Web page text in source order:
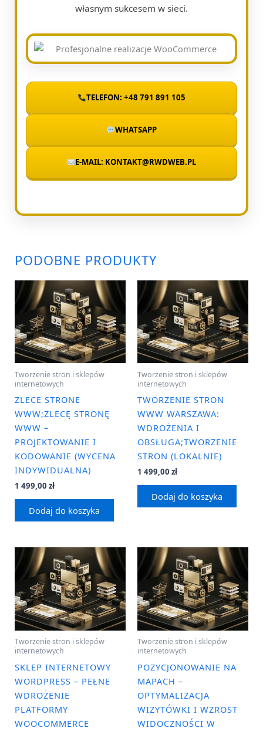
własnym sukcesem w sieci.
TELEFON: +48 791 891 105
WHATSAPP
E-MAIL: KONTAKT@RWDWEB.PL
PODOBNE PRODUKTY
Tworzenie stron i sklepów
internetowych
ZLECE STRONE
WWW;ZLECĘ STRONĘ
WWW –
PROJEKTOWANIE I
KODOWANIE (WYCENA
INDYWIDUALNA)
1 499,00 zł
Dodaj do koszyka
Tworzenie stron i sklepów
internetowych
TWORZENIE STRON
WWW WARSZAWA:
WDROŻENIA I
OBSŁUGA;TWORZENIE
STRON (LOKALNIE)
1 499,00 zł
Dodaj do koszyka
Tworzenie stron i sklepów
internetowych
SKLEP INTERNETOWY
WORDPRESS – PEŁNE
WDROŻENIE
PLATFORMY
WOOCOMMERCE
Tworzenie stron i sklepów
internetowych
POZYCJONOWANIE NA
MAPACH –
OPTYMALIZACJA
WIZYTÓWKI I WZROST
WIDOCZNOŚCI W